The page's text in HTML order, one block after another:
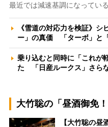
最近では減速基調になってい
《雪道の対応力を検証》シ
ー」の真価 「ターボ」と
乗り込むと同時に「これが
た 「日産ルークス」さら
大竹聡の「昼酒御免！
【大竹聡の昼